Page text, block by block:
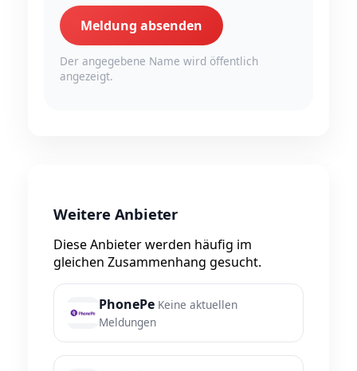
Meldung absenden
Der angegebene Name wird öffentlich
angezeigt.
Weitere Anbieter
Diese Anbieter werden häufig im
gleichen Zusammenhang gesucht.
PhonePe Keine aktuellen
Meldungen